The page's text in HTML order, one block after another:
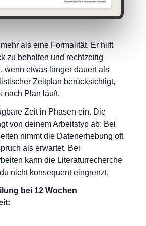
als eine Formalität. Er hilft
zu behalten und rechtzeitig
wenn etwas länger dauert als
Zeitplan berücksichtigt,
nach Plan läuft.
Zeit in Phasen ein. Die
von deinem Arbeitstyp ab: Bei
nimmt die Datenerhebung oft
als erwartet. Bei
kann die Literaturrecherche
nicht konsequent eingrenzt.
bei 12 Wochen